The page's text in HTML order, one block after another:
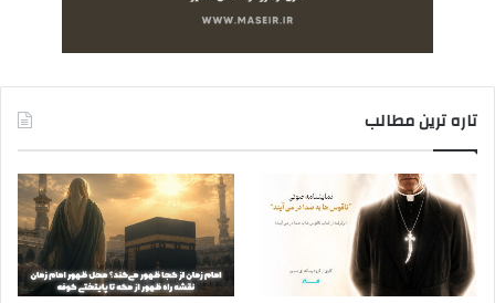
تاره ترین مطالب